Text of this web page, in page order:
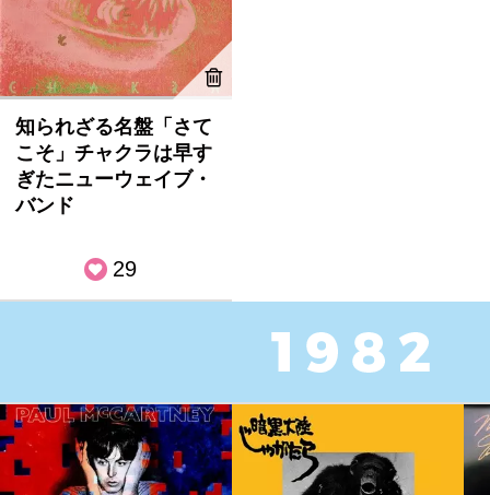
知られざる名盤「さて
こそ」チャクラは早す
ぎたニューウェイブ・
バンド
29